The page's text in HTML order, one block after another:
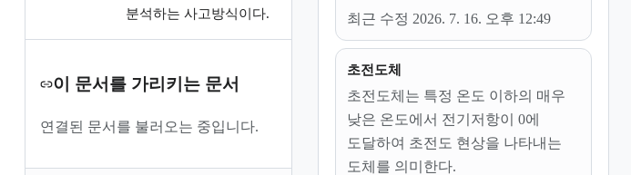
분석하는 사고방식이다.
이 문서를 가리키는 문서
연결된 문서를 불러오는 중입니다.
최근 수정 2026. 7. 16. 오후 12:49
초전도체
초전도체는 특정 온도 이하의 매우
낮은 온도에서 전기저항이 0에
도달하여 초전도 현상을 나타내는
도체를 의미한다.